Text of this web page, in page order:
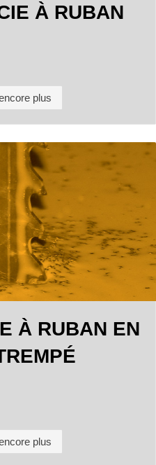
À RUBAN
plus
À RUBAN EN
plus